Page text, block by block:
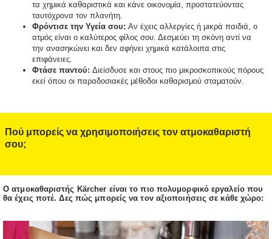
τα χημικά καθαριστικά και κάνε οικονομία, προστατεύοντας
ταυτόχρονα τον πλανήτη.
Φρόντισε την Υγεία σου: Αν έχεις αλλεργίες ή μικρά παιδιά, ο
ατμός είναι ο καλύτερος φίλος σου. Δεσμεύει τη σκόνη αντί να
την ανασηκώνει και δεν αφήνει χημικά κατάλοιπα στις
επιφάνειες.
Φτάσε παντού: Διείσδυσε και στους πιο μικροσκοπικούς πόρους
εκεί όπου οι παραδοσιακές μέθοδοι καθαρισμού σταματούν.
Πού μπορείς να χρησιμοποιήσεις τον ατμοκαθαριστή
σου;
Ο ατμοκαθαριστής Kärcher είναι το πιο πολυμορφικό εργαλείο που
θα έχεις ποτέ. Δες πώς μπορείς να τον αξιοποιήσεις σε κάθε χώρο: